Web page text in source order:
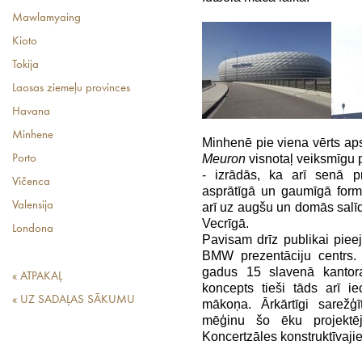
Mawlamyaing
Kioto
Tokija
Laosas ziemeļu provinces
Havana
Minhene
Porto
Vičenca
Valensija
Londona
« ATPAKAĻ
« UZ SADAĻAS SĀKUMU
Minhenē pie viena vērts
Meuron visnotaļ veiksmīgu
- izrādās, ka arī senā
asprātīgā un gaumīgā
arī uz augšu un domās
Vecrīgā.
Pavisam drīz publikai
BMW prezentāciju
gadus 15 slavenā
koncepts tieši tāds arī
mākoņa. Ārkārtīgi
mēģinu šo ēku
Koncertzāles